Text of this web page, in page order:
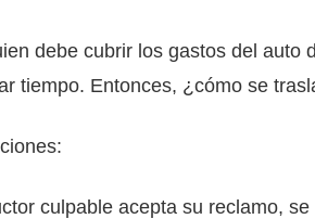
debe cubrir los gastos del
tiempo. Entonces, ¿cómo se
culpable acepta su reclamo,